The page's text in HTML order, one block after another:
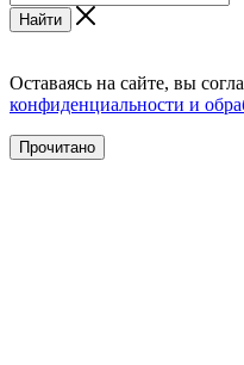
Найти
Оставаясь на сайте, вы
конфиденциальности и
Прочитано